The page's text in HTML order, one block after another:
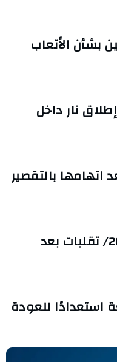
بشأن الأتعاب
نار داخل
بالتقصير
طقس الجمعة 7 أوت 2026/ تقلبات بعد
استعدادًا للعودة